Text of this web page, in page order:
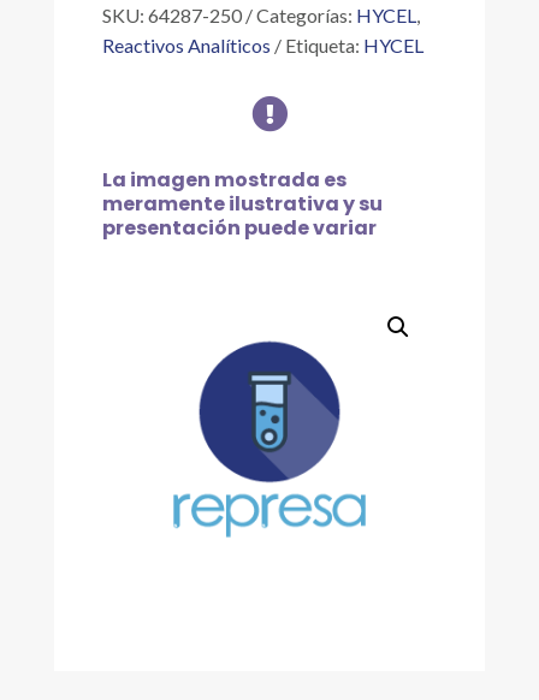
TIPO
CARGILLE
ML
cantidad
SKU: 64287-250 Categorías: HYCEL,
Reactivos Analíticos
Etiqueta: HYCEL

La imagen mostrada es
meramente ilustrativa y su
presentación puede variar